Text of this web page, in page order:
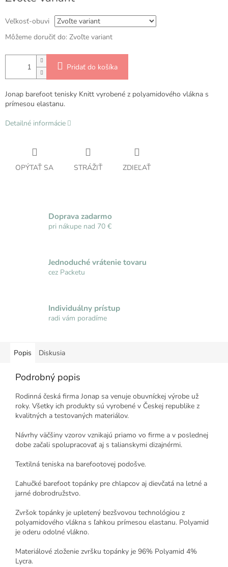
Veľkosť-obuvi
Môžeme doručiť do: Zvoľte variant
Pridať do košíka
Jonap barefoot tenisky Knitt vyrobené z polyamidového vlákna s
prímesou elastanu.
Detailné informácie
OPÝTAŤ SA STRÁŽIŤ ZDIEĽAŤ
Doprava zadarmo
pri nákupe nad 70 €
Jednoduché vrátenie tovaru
cez Packetu
Individuálny prístup
radi vám poradíme
Popis Diskusia
Podrobný popis
Rodinná česká firma Jonap sa venuje obuvníckej výrobe už
roky. Všetky ich produkty sú vyrobené v Českej republike z
kvalitných a testovaných materiálov.
Návrhy väčšiny vzorov vznikajú priamo vo firme a v poslednej
dobe začali spolupracovať aj s talianskymi dizajnérmi.
Textilná teniska na barefootovej podošve.
Ľahučké barefoot topánky pre chlapcov aj dievčatá na letné a
jarné dobrodružstvo.
Zvršok topánky je upletený bezšvovou technológiou z
polyamidového vlákna s ľahkou prímesou elastanu. Polyamid
je oderu odolné vlákno.
Materiálové zloženie zvršku topánky je 96% Polyamid 4%
Lycra.